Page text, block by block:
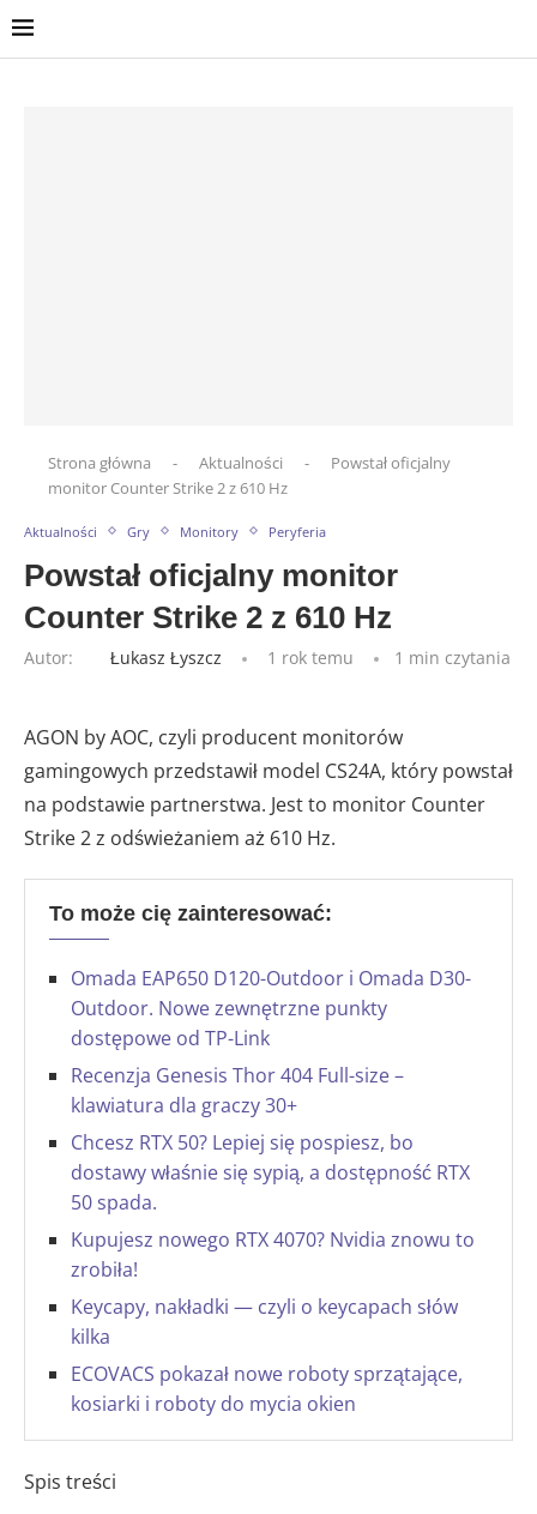
Strona główna - Aktualności -
Powstał oficjalny
monitor Counter Strike 2 z 610 Hz
Aktualności Gry Monitory Peryferia
Powstał oficjalny monitor
Counter Strike 2 z 610 Hz
Autor: Łukasz Łyszcz 1 rok temu 1 min czytania
AGON by AOC, czyli producent monitorów
gamingowych przedstawił model CS24A, który powstał
na podstawie partnerstwa. Jest to monitor Counter
Strike 2 z odświeżaniem aż 610 Hz.
To może cię zainteresować:
Omada EAP650 D120-Outdoor i Omada D30-
Outdoor. Nowe zewnętrzne punkty
dostępowe od TP-Link
Recenzja Genesis Thor 404 Full-size –
klawiatura dla graczy 30+
Chcesz RTX 50? Lepiej się pospiesz, bo
dostawy właśnie się sypią, a dostępność RTX
50 spada.
Kupujesz nowego RTX 4070? Nvidia znowu to
zrobiła!
Keycapy, nakładki — czyli o keycapach słów
kilka
ECOVACS pokazał nowe roboty sprzątające,
kosiarki i roboty do mycia okien
Spis treści